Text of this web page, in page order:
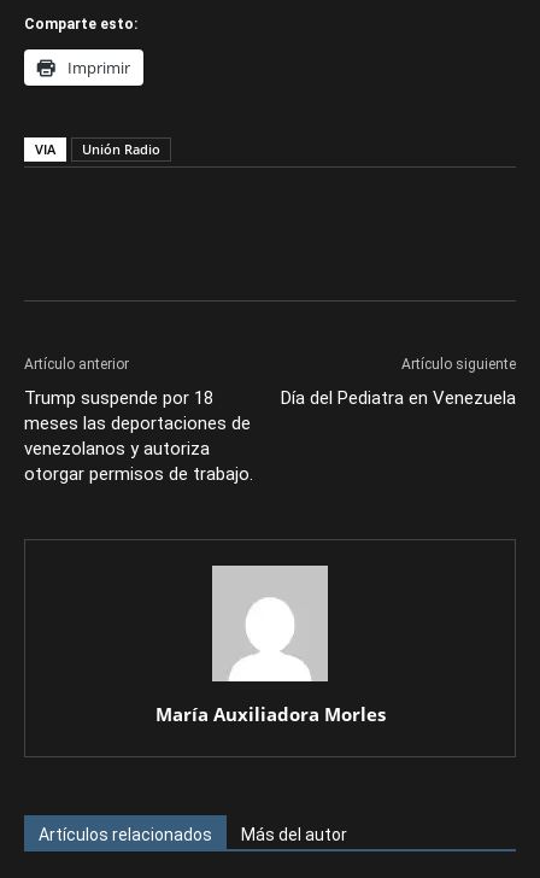
Comparte esto:
Imprimir
VIA Unión Radio
Artículo anterior
Trump suspende por 18
meses las deportaciones de
venezolanos y autoriza
otorgar permisos de trabajo.
Artículo siguiente
Día del Pediatra en Venezuela
María Auxiliadora Morles
Artículos relacionados Más del autor